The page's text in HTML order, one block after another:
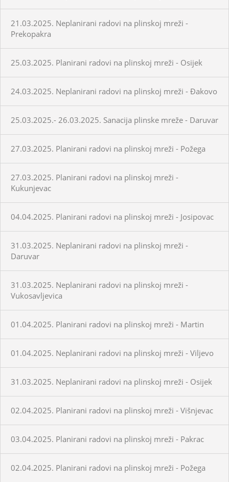
21.03.2025. Neplanirani radovi na plinskoj mreži -
Prekopakra
25.03.2025. Planirani radovi na plinskoj mreži - Osijek
24.03.2025. Neplanirani radovi na plinskoj mreži - Đakovo
25.03.2025.- 26.03.2025. Sanacija plinske mreže - Daruvar
27.03.2025. Planirani radovi na plinskoj mreži - Požega
27.03.2025. Planirani radovi na plinskoj mreži -
Kukunjevac
04.04.2025. Planirani radovi na plinskoj mreži - Josipovac
31.03.2025. Neplanirani radovi na plinskoj mreži -
Daruvar
31.03.2025. Neplanirani radovi na plinskoj mreži -
Vukosavljevica
01.04.2025. Planirani radovi na plinskoj mreži - Martin
01.04.2025. Neplanirani radovi na plinskoj mreži - Viljevo
31.03.2025. Neplanirani radovi na plinskoj mreži - Osijek
02.04.2025. Planirani radovi na plinskoj mreži - Višnjevac
03.04.2025. Planirani radovi na plinskoj mreži - Pakrac
02.04.2025. Planirani radovi na plinskoj mreži - Požega